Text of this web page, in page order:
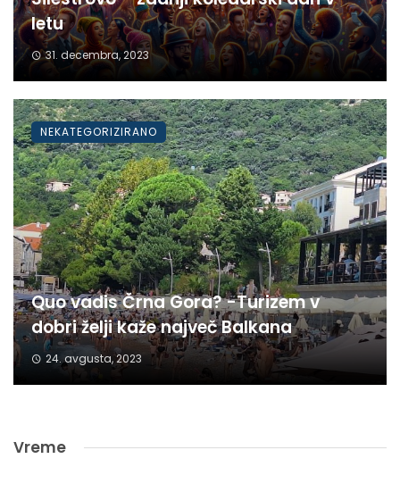
letu
31. decembra, 2023
Quo vadis Črna Gora? -Turizem v
dobri želji kaže največ Balkana
24. avgusta, 2023
NEKATEGORIZIRANO
Vreme